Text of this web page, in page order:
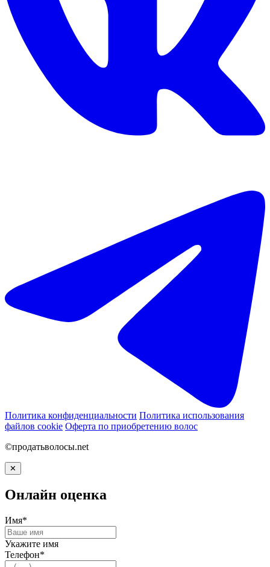
Политика конфиденциальности Политика использования
файлов cookie Оферта по приобретению волос
©продатьволосы.net
✕
Онлайн оценка
Имя*
Укажите имя
Телефон*